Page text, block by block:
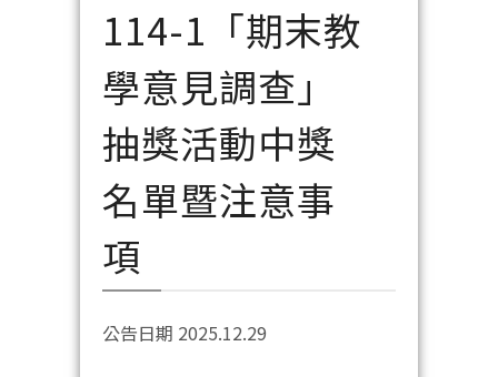
114-1「期末教
學意見調查」
抽獎活動中獎
名單暨注意事
項
公告日期 2025.12.29